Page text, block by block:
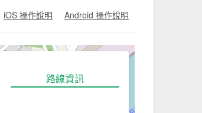
iOS 操作說明 Android 操作說明
路線資訊